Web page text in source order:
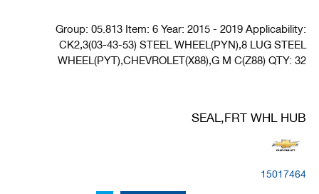
Group: 05.813 Item: 6 Year: 2015 - 2019 Applicability:
CK2,3(03-43-53) STEEL WHEEL(PYN),8 LUG STEEL
WHEEL(PYT),CHEVROLET(X88),G M C(Z88) QTY: 32
SEAL,FRT WHL HUB
15017464